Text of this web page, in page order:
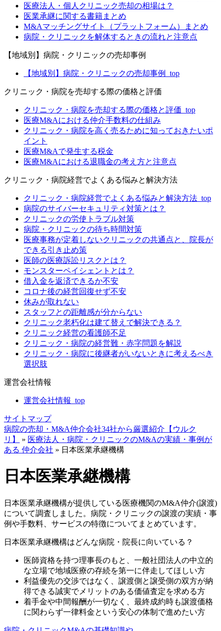
医療法人・個人クリニック売却の相場は？
医業承継に関する書籍まとめ
M&Aマッチングサイト（プラットフォーム）まとめ
病院・クリニックを解体するときの流れと注意点
【地域別】病院・クリニックの売却事例
【地域別】病院・クリニックの売却事例_top
クリニック・病院を売却する際の価格と評価
クリニック・病院を売却する際の価格と評価_top
医療M&Aにおける仲介手数料の仕組み
クリニック・病院を高く売るために知っておきたいポ
イント
医療M&Aで発生する税金
医療M&Aにおける退職金の考え方と注意点
クリニック・病院経営でよくある悩みと解決方法
クリニック・病院経営でよくある悩みと解決方法_top
病院のサイバーセキュリティ対策とは？
クリニックの労使トラブル対策
病院・クリニックの待ち時間対策
医療事務が定着しないクリニックの共通点と、院長が
できる引き止め策
医師の医療訴訟リスクとは？
モンスターペイシェントとは？
借入金を返済できるか不安
コロナ後の経営回復せず不安
休みが取れない
スタッフとの距離感が分からない
クリニック老朽化は建て替えで解決できる？
クリニック経営の看護師不足
クリニック・病院の経営難・赤字問題を解説
クリニック・病院に後継者がいないときに考えるべき
選択肢
運営会社情報
運営会社情報_top
サイトマップ
病院の売却・M&A仲介会社34社から厳選紹介【ウルク
リ】
» 医療法人・病院・クリニックのM&Aの実績・事例が
ある 仲介会社 » 日本医業承継機構
日本医業承継機構
日本医業承継機構が提供している医療機関のM&A仲介(譲渡)
について調査しました。病院・クリニックの譲渡の実績・事
例や手数料、サービスの特徴についてまとめています。
日本医業承継機構はどんな病院・院長に向いている？
医師資格を持つ理事長のもと、 一般社団法人の中立的
な立場で地域医療の存続を第一に伴走 してほしい方
利益優先の交渉ではなく、 譲渡側と譲受側の双方が納
得できる誠実でメリットのある価値査定を求める方
着手金や中間報酬が一切なく、 最終成約時も譲渡価格
に関わらず一律料金という安心の体制 で進めたい方